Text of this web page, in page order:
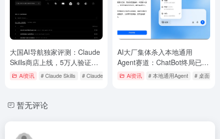
大国AI导航独家评测：Claude
Skills商店上线，5万人验证的
Top 10热门技能全解析
Ai资讯 # Claude Skills # Claude Skills商店 # skills.sh
AI大厂集体杀入本地通用
Agent赛道：ChatBot终局已
定，桌面智能体大战全面打响
Ai资讯 # 本地通用Agent # 桌面智
暂无评论